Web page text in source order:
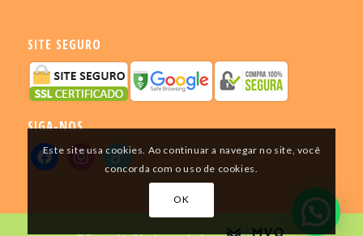
SITE SEGURO
SIGA-NOS
Este site usa cookies. Ao continuar a navegar no site, você
concorda com o uso de cookies.
OK